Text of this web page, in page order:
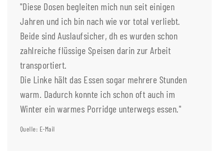
"Diese Dosen begleiten mich nun seit einigen
Jahren und ich bin nach wie vor total verliebt.
Beide sind Auslaufsicher, dh es wurden schon
zahlreiche flüssige Speisen darin zur Arbeit
transportiert.
Die Linke hält das Essen sogar mehrere Stunden
warm. Dadurch konnte ich schon oft auch im
Winter ein warmes Porridge unterwegs essen."
Quelle: E-Mail